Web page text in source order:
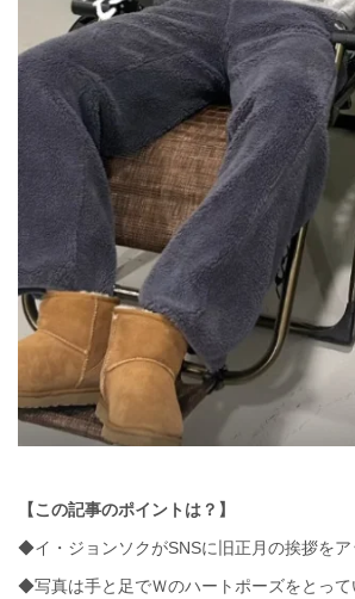
【この記事のポイントは？】
◆イ・ジョンソクがSNSに旧正月の挨拶をア
◆写真は手と足でＷのハートポーズをとって